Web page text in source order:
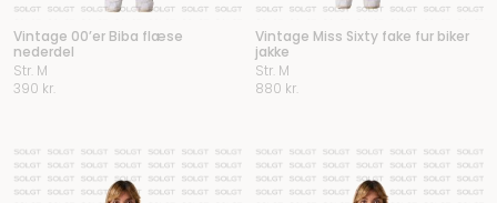
Vintage 00’er Biba flæse
nederdel
Str. M
390 kr.
Vintage Miss Sixty fake fur biker
jakke
Str. M
880 kr.